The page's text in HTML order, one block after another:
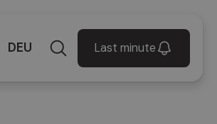
DEU Last minute